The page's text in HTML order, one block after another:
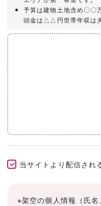
予算は建物土地含め〇〇
頭金は△△円世帯年収は
当サイトより配信さ
※架空の個人情報（氏名